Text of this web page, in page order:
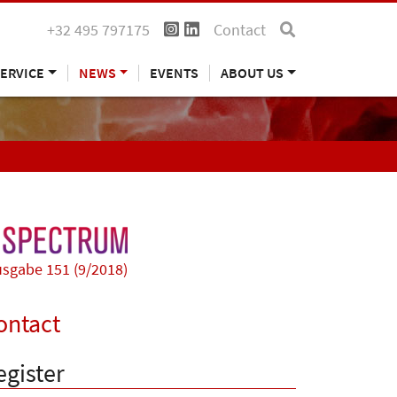
+32 495 797175 Contact
NEWS EVENTS ABOUT US
151 (9/2018)